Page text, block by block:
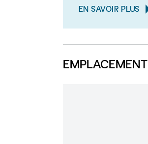
EN SAVOIR PLUS
EMPLACEMENT